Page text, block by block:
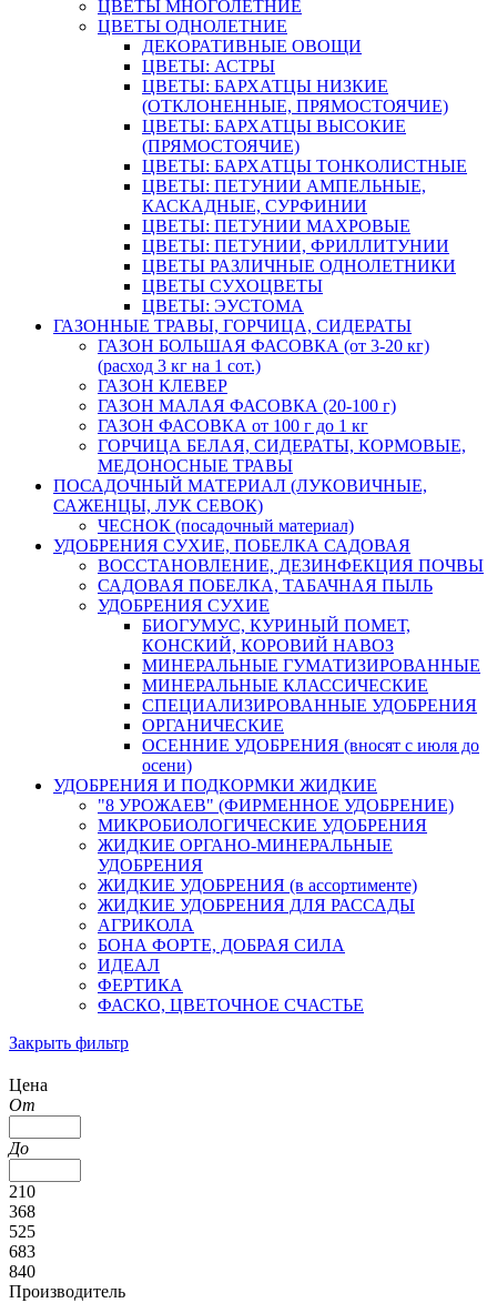
ЦВЕТЫ МНОГОЛЕТНИЕ
ЦВЕТЫ ОДНОЛЕТНИЕ
ДЕКОРАТИВНЫЕ ОВОЩИ
ЦВЕТЫ: АСТРЫ
ЦВЕТЫ: БАРХАТЦЫ НИЗКИЕ
(ОТКЛОНЕННЫЕ, ПРЯМОСТОЯЧИЕ)
ЦВЕТЫ: БАРХАТЦЫ ВЫСОКИЕ
(ПРЯМОСТОЯЧИЕ)
ЦВЕТЫ: БАРХАТЦЫ ТОНКОЛИСТНЫЕ
ЦВЕТЫ: ПЕТУНИИ АМПЕЛЬНЫЕ,
КАСКАДНЫЕ, СУРФИНИИ
ЦВЕТЫ: ПЕТУНИИ МАХРОВЫЕ
ЦВЕТЫ: ПЕТУНИИ, ФРИЛЛИТУНИИ
ЦВЕТЫ РАЗЛИЧНЫЕ ОДНОЛЕТНИКИ
ЦВЕТЫ СУХОЦВЕТЫ
ЦВЕТЫ: ЭУСТОМА
ГАЗОННЫЕ ТРАВЫ, ГОРЧИЦА, СИДЕРАТЫ
ГАЗОН БОЛЬШАЯ ФАСОВКА (от 3-20 кг)
(расход 3 кг на 1 сот.)
ГАЗОН КЛЕВЕР
ГАЗОН МАЛАЯ ФАСОВКА (20-100 г)
ГАЗОН ФАСОВКА от 100 г до 1 кг
ГОРЧИЦА БЕЛАЯ, СИДЕРАТЫ, КОРМОВЫЕ,
МЕДОНОСНЫЕ ТРАВЫ
ПОСАДОЧНЫЙ МАТЕРИАЛ (ЛУКОВИЧНЫЕ,
САЖЕНЦЫ, ЛУК СЕВОК)
ЧЕСНОК (посадочный материал)
УДОБРЕНИЯ СУХИЕ, ПОБЕЛКА САДОВАЯ
ВОССТАНОВЛЕНИЕ, ДЕЗИНФЕКЦИЯ ПОЧВЫ
САДОВАЯ ПОБЕЛКА, ТАБАЧНАЯ ПЫЛЬ
УДОБРЕНИЯ СУХИЕ
БИОГУМУС, КУРИНЫЙ ПОМЕТ,
КОНСКИЙ, КОРОВИЙ НАВОЗ
МИНЕРАЛЬНЫЕ ГУМАТИЗИРОВАННЫЕ
МИНЕРАЛЬНЫЕ КЛАССИЧЕСКИЕ
СПЕЦИАЛИЗИРОВАННЫЕ УДОБРЕНИЯ
ОРГАНИЧЕСКИЕ
ОСЕННИЕ УДОБРЕНИЯ (вносят с июля до
осени)
УДОБРЕНИЯ И ПОДКОРМКИ ЖИДКИЕ
"8 УРОЖАЕВ" (ФИРМЕННОЕ УДОБРЕНИЕ)
МИКРОБИОЛОГИЧЕСКИЕ УДОБРЕНИЯ
ЖИДКИЕ ОРГАНО-МИНЕРАЛЬНЫЕ
УДОБРЕНИЯ
ЖИДКИЕ УДОБРЕНИЯ (в ассортименте)
ЖИДКИЕ УДОБРЕНИЯ ДЛЯ РАССАДЫ
АГРИКОЛА
БОНА ФОРТЕ, ДОБРАЯ СИЛА
ИДЕАЛ
ФЕРТИКА
ФАСКО, ЦВЕТОЧНОЕ СЧАСТЬЕ
Закрыть фильтр
Цена
От
До
210
368
525
683
840
Производитель